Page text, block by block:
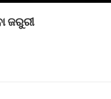
ଜରୁରୀ